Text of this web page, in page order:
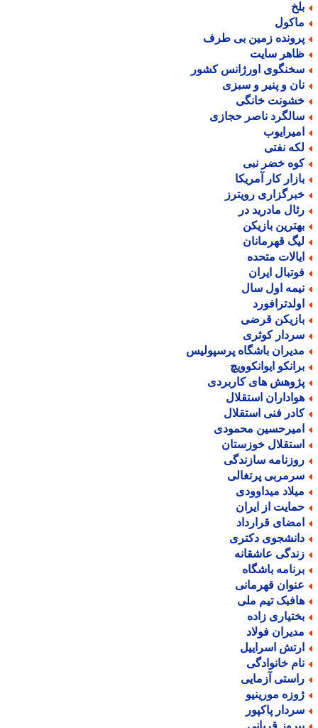
زمین بی طرف
سایت
اورژانس کشور
و پنیر و سبزی
خانگی
ناصر حجازی
نفتی
خضر نبی
کار آمریکا
رویترز
مادرید در
بازیکن
قهرمانان
متحده
ایران
اول سال
قرضی
کوثری
باشگاه پرسپولیس
ایوانکوویچ
های کاربردی
استقلال
فنی استقلال
محمودی
خوزستان
سازندگی
پرتغالی
میداوودی
از ایران
قرارداد
دکتری
عاشقانه
باشگاه
قهرمانی
تیم ملی
زاده
فولاد
اسراییل
خانوادگی
آزمایی
مورینیو
پاکپور